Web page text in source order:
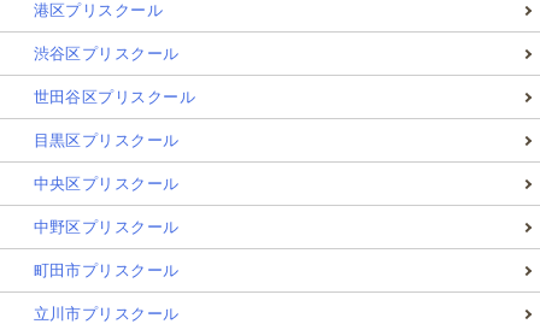
港区プリスクール
渋谷区プリスクール
世田谷区プリスクール
目黒区プリスクール
中央区プリスクール
中野区プリスクール
町田市プリスクール
立川市プリスクール